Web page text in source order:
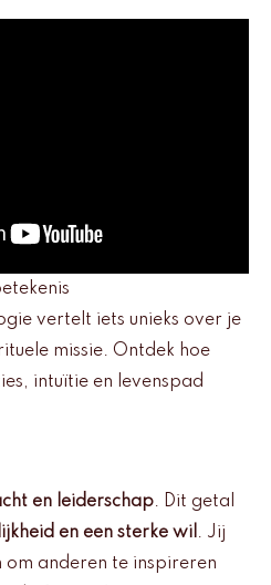
vertelt iets unieks over je
missie. Ontdek hoe
intuïtie en levenspad
en leiderschap. Dit getal
en een sterke wil. Jij
anderen te inspireren